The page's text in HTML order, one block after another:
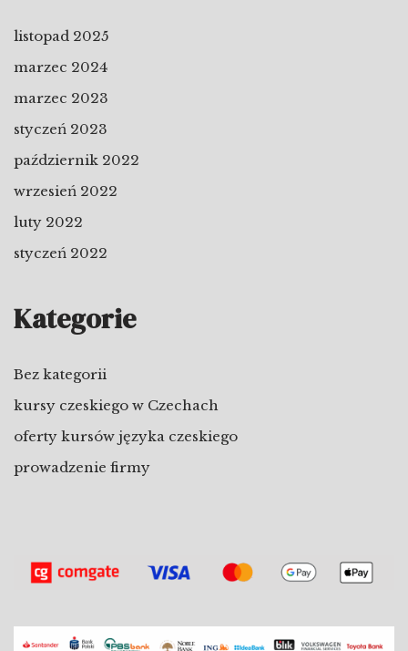
listopad 2025
marzec 2024
marzec 2023
styczeń 2023
październik 2022
wrzesień 2022
luty 2022
styczeń 2022
Kategorie
Bez kategorii
kursy czeskiego w Czechach
oferty kursów języka czeskiego
prowadzenie firmy